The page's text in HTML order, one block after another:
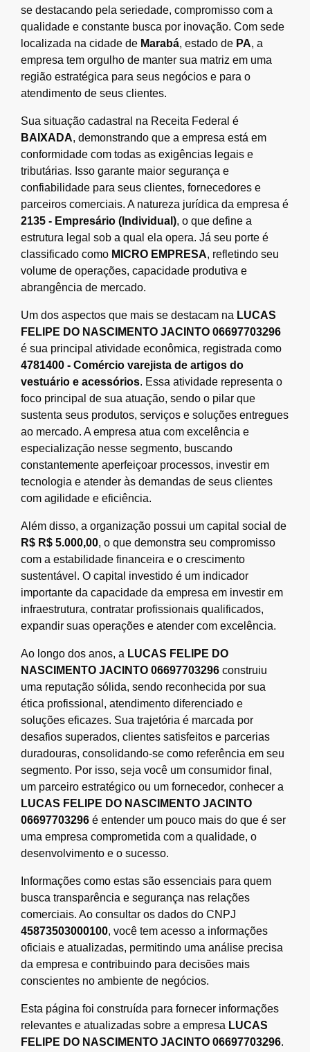
se destacando pela seriedade, compromisso com a
qualidade e constante busca por inovação. Com sede
localizada na cidade de Marabá, estado de PA, a
empresa tem orgulho de manter sua matriz em uma
região estratégica para seus negócios e para o
atendimento de seus clientes.
Sua situação cadastral na Receita Federal é
BAIXADA, demonstrando que a empresa está em
conformidade com todas as exigências legais e
tributárias. Isso garante maior segurança e
confiabilidade para seus clientes, fornecedores e
parceiros comerciais. A natureza jurídica da empresa é
2135 - Empresário (Individual), o que define a
estrutura legal sob a qual ela opera. Já seu porte é
classificado como MICRO EMPRESA, refletindo seu
volume de operações, capacidade produtiva e
abrangência de mercado.
Um dos aspectos que mais se destacam na LUCAS
FELIPE DO NASCIMENTO JACINTO 06697703296
é sua principal atividade econômica, registrada como
4781400 - Comércio varejista de artigos do
vestuário e acessórios. Essa atividade representa o
foco principal de sua atuação, sendo o pilar que
sustenta seus produtos, serviços e soluções entregues
ao mercado. A empresa atua com excelência e
especialização nesse segmento, buscando
constantemente aperfeiçoar processos, investir em
tecnologia e atender às demandas de seus clientes
com agilidade e eficiência.
Além disso, a organização possui um capital social de
R$ R$ 5.000,00, o que demonstra seu compromisso
com a estabilidade financeira e o crescimento
sustentável. O capital investido é um indicador
importante da capacidade da empresa em investir em
infraestrutura, contratar profissionais qualificados,
expandir suas operações e atender com excelência.
Ao longo dos anos, a LUCAS FELIPE DO
NASCIMENTO JACINTO 06697703296 construiu
uma reputação sólida, sendo reconhecida por sua
ética profissional, atendimento diferenciado e
soluções eficazes. Sua trajetória é marcada por
desafios superados, clientes satisfeitos e parcerias
duradouras, consolidando-se como referência em seu
segmento. Por isso, seja você um consumidor final,
um parceiro estratégico ou um fornecedor, conhecer a
LUCAS FELIPE DO NASCIMENTO JACINTO
06697703296 é entender um pouco mais do que é ser
uma empresa comprometida com a qualidade, o
desenvolvimento e o sucesso.
Informações como estas são essenciais para quem
busca transparência e segurança nas relações
comerciais. Ao consultar os dados do CNPJ
45873503000100, você tem acesso a informações
oficiais e atualizadas, permitindo uma análise precisa
da empresa e contribuindo para decisões mais
conscientes no ambiente de negócios.
Esta página foi construída para fornecer informações
relevantes e atualizadas sobre a empresa LUCAS
FELIPE DO NASCIMENTO JACINTO 06697703296.